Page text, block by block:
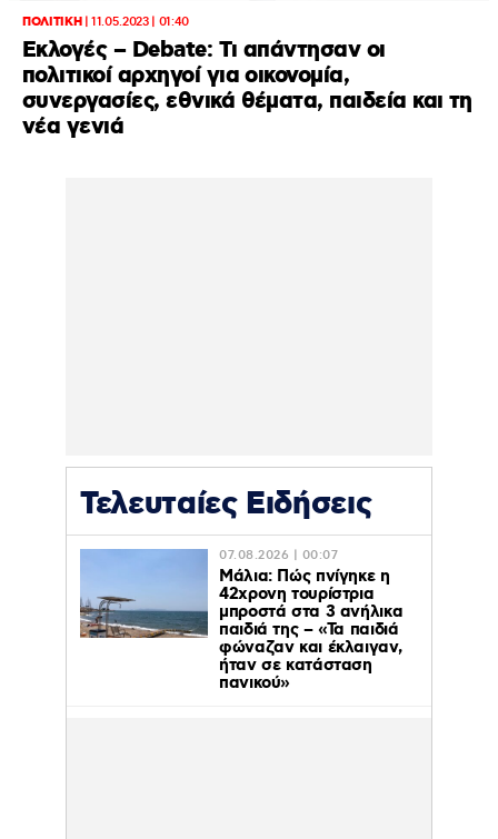
ΠΟΛΙΤΙΚΗ|11.05.2023 | 01:40
Εκλογές – Debate: Tι απάντησαν οι
πολιτικοί αρχηγοί για οικονομία,
συνεργασίες, εθνικά θέματα, παιδεία και τη
νέα γενιά
Τελευταίες Ειδήσεις
07.08.2026 | 00:07
Μάλια: Πώς πνίγηκε η
42χρονη τουρίστρια
μπροστά στα 3 ανήλικα
παιδιά της – «Τα παιδιά
φώναζαν και έκλαιγαν,
ήταν σε κατάσταση
πανικού»